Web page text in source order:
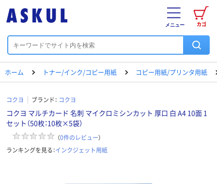
カゴ
メニュー
ホーム トナー/インク/コピー用紙 コピー用紙/プリンタ用紙
コクヨ ブランド： コクヨ
コクヨ マルチカード 名刺 マイクロミシンカット 厚口 白 A4 10面 1
セット（50枚：10枚×5袋）
（0件のレビュー）
ランキングを見る：インクジェット用紙